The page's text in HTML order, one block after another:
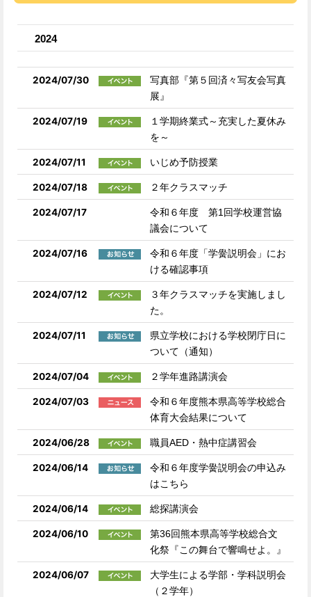
2024
2024/07/30
写真部『第５回済々写友会写真
展』
2024/07/19
１学期終業式～充実した夏休み
を～
2024/07/11 いじめ予防授業
2024/07/18 ２年クラスマッチ
2024/07/17
令和６年度 第1回学校運営協
議会について
2024/07/16
令和６年度「学黌説明会」にお
ける確認事項
2024/07/12
３年クラスマッチを実施しまし
た。
2024/07/11
県立学校における学校閉庁日に
ついて（通知）
2024/07/04 ２学年進路講演会
2024/07/03
令和６年度熊本県高等学校総合
体育大会結果について
2024/06/28 職員AED・熱中症講習会
2024/06/14
令和６年度学黌説明会の申込み
はこちら
2024/06/14 総探講演会
2024/06/10
第36回熊本県高等学校総合文
化祭『この舞台で響鳴せよ。』
2024/06/07
大学生による学部・学科説明会
（２学年）